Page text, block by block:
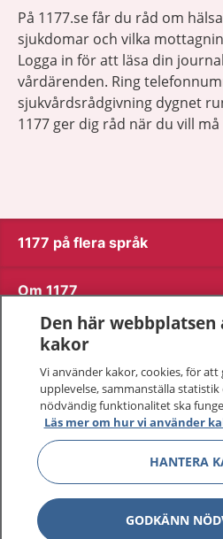
På 1177.se får du råd om
sjukdomar och vilka
Logga in för att läsa din
vårdärenden. Ring
sjukvårdsrådgivning dygnet
1177 ger dig råd när du vill
1177 på flera språk
Om 1177
Kontakt
Behandling av personuppgifter
Hantering av kakor
Inställningar för kakor
Den här webbplatsen
kakor
Vi använder kakor, cookies, för
upplevelse, sammanställa
nödvändig funktionalitet ska
Läs mer om hur vi använder
HANTERA
GODKÄNN